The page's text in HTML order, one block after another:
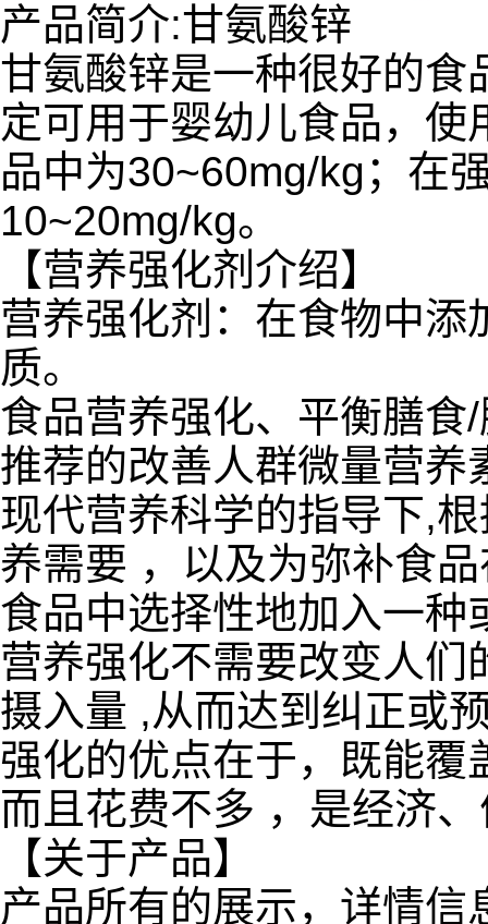
产品简介:甘氨酸锌
甘氨酸锌是一种很好的食
定可用于婴幼儿食品，
品中为30~60mg/kg；在
10~20mg/kg。
【营养强化剂介绍】
营养强化剂：在食物中
质。
食品营养强化、平衡膳
推荐的改善人群微量营养
现代营养科学的指导下,
养需要 ，以及为弥补食
食品中选择性地加入一种
营养强化不需要改变人
摄入量 ,从而达到纠正或
强化的优点在于，既能
而且花费不多 ，是经济
【关于产品】
产品所有的展示，详情